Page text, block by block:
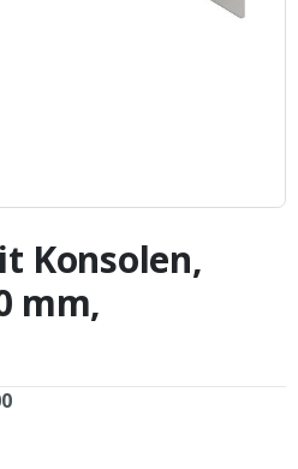
Konsolen,
mm,